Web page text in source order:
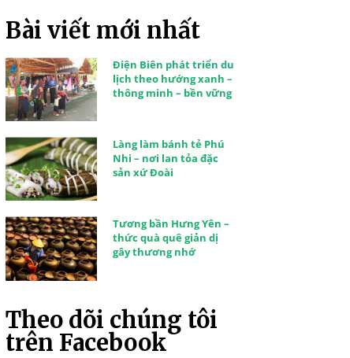
Bài viết mới nhất
Điện Biên phát triển du
lịch theo hướng xanh –
thông minh – bền vững
Làng làm bánh tẻ Phú
Nhi – nơi lan tỏa đặc
sản xứ Đoài
Tương bần Hưng Yên –
thức quà quê giản dị
gây thương nhớ
Theo dõi chúng tôi
trên Facebook